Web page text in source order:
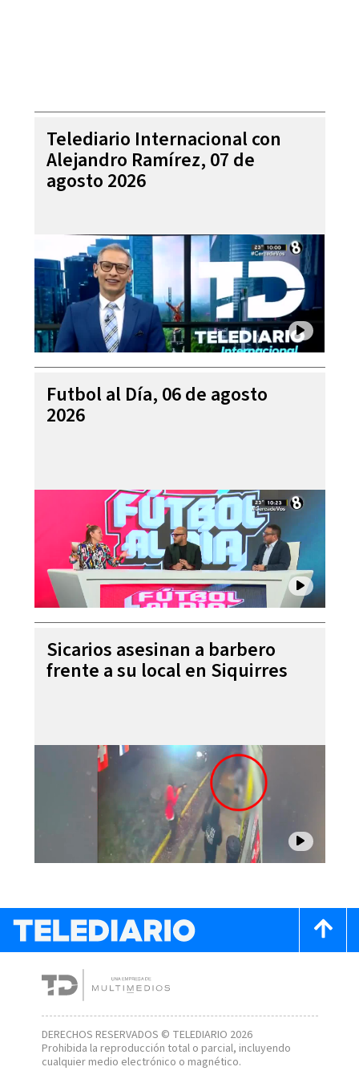
Telediario Internacional con
Alejandro Ramírez, 07 de
agosto 2026
Futbol al Día, 06 de agosto
2026
Sicarios asesinan a barbero
frente a su local en Siquirres
DERECHOS RESERVADOS © TELEDIARIO 2026
Prohibida la reproducción total o parcial, incluyendo
cualquier medio electrónico o magnético.